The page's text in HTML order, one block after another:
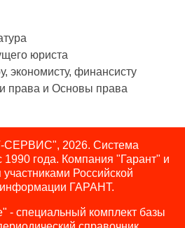
юриста
экономисту, финансисту
права и Основы права
2026. Система
года. Компания "Гарант" и
Российской
ГАРАНТ.
- специальный комплект базы